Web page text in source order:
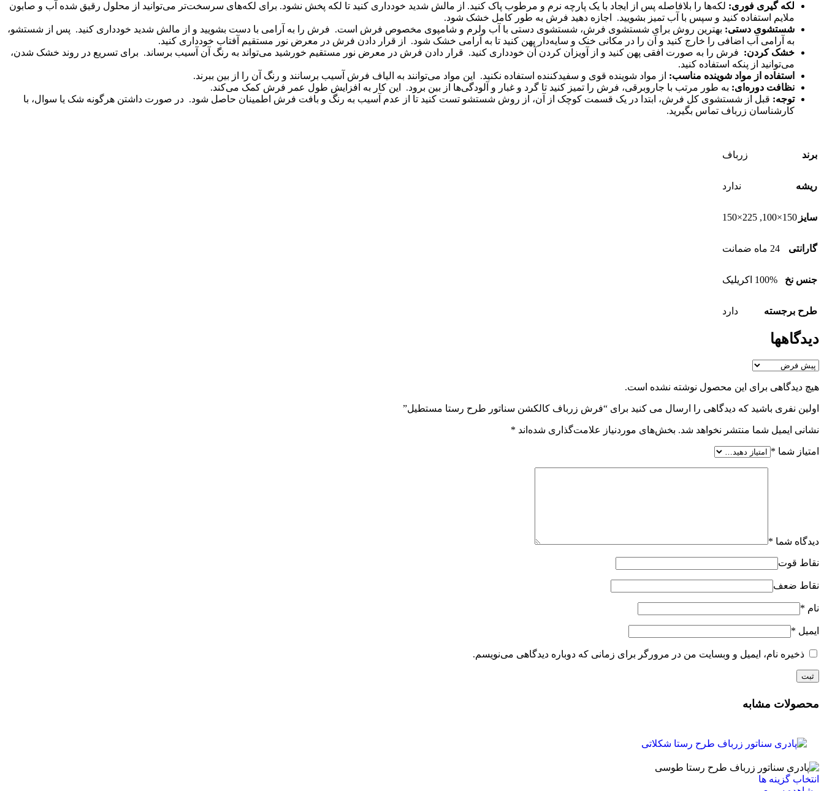
لکه گیری فوری: لکه‌ها را بلافاصله پس از ایجاد با یک پارچه نرم و مرطوب پاک کنید. از مالش شدید خودداری کنید تا لکه پخش نشود. برای لکه‌های سرسخت‌تر می‌توانید از محلول رقیق شده آب و صابون
ملایم استفاده کنید و سپس با آب تمیز بشویید. اجازه دهید فرش به طور کامل خشک شود.
شستشوی دستی: بهترین روش برای شستشوی فرش، شستشوی دستی با آب ولرم و شامپوی مخصوص فرش است. فرش را به آرامی با دست بشویید و از مالش شدید خودداری کنید. پس از شستشو،
به آرامی آب اضافی را خارج کنید و آن را در مکانی خنک و سایه‌دار پهن کنید تا به آرامی خشک شود. از قرار دادن فرش در معرض نور مستقیم آفتاب خودداری کنید.
خشک کردن: فرش را به صورت افقی پهن کنید و از آویزان کردن آن خودداری کنید. قرار دادن فرش در معرض نور مستقیم خورشید می‌تواند به رنگ آن آسیب برساند. برای تسریع در روند خشک شدن،
می‌توانید از پنکه استفاده کنید.
استفاده از مواد شوینده مناسب: از مواد شوینده قوی و سفیدکننده استفاده نکنید. این مواد می‌توانند به الیاف فرش آسیب برسانند و رنگ آن را از بین ببرند.
نظافت دوره‌ای: به طور مرتب با جاروبرقی، فرش را تمیز کنید تا گرد و غبار و آلودگی‌ها از بین برود. این کار به افزایش طول عمر فرش کمک می‌کند.
توجه: قبل از شستشوی کل فرش، ابتدا در یک قسمت کوچک از آن، از روش شستشو تست کنید تا از عدم آسیب به رنگ و بافت فرش اطمینان حاصل شود. در صورت داشتن هرگونه شک یا سوال، با
کارشناسان زرباف تماس بگیرید.
برند زرباف
ریشه ندارد
سایز 150×100
,
225×150
گارانتی 24 ماه ضمانت
جنس نخ 100% اکریلیک
طرح برجسته دارد
دیدگاهها
هیچ دیدگاهی برای این محصول نوشته نشده است.
اولین نفری باشید که دیدگاهی را ارسال می کنید برای “فرش زرباف کالکشن سناتور طرح رستا مستطیل”
نشانی ایمیل شما منتشر نخواهد شد. بخش‌های موردنیاز علامت‌گذاری شده‌اند *
امتیاز شما *
دیدگاه شما *
نقاط قوت
نقاط ضعف
نام *
ایمیل *
ذخیره نام، ایمیل و وبسایت من در مرورگر برای زمانی که دوباره دیدگاهی می‌نویسم.
محصولات مشابه
انتخاب گزینه ها